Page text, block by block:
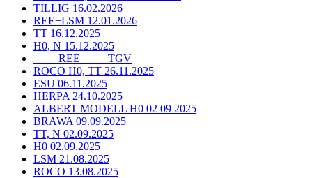
TILLIG 16.02.2026
REE+LSM 12.01.2026
TT 16.12.2025
H0, N 15.12.2025
____ REE ____ TGV
ROCO H0, TT 26.11.2025
ESU 06.11.2025
HERPA 24.10.2025
ALBERT MODELL H0 02 09 2025
BRAWA 09.09.2025
TT, N 02.09.2025
H0 02.09.2025
LSM 21.08.2025
ROCO 13.08.2025